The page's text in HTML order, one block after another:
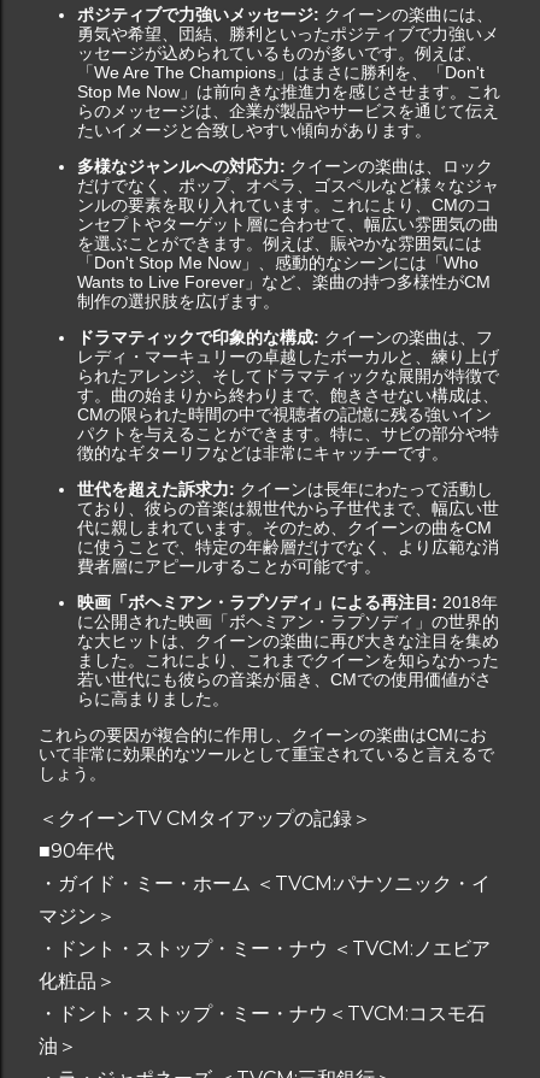
ポジティブで力強いメッセージ: クイーンの楽曲には、
勇気や希望、団結、勝利といったポジティブで力強いメ
ッセージが込められているものが多いです。例えば、
「We Are The Champions」はまさに勝利を、「Don't
Stop Me Now」は前向きな推進力を感じさせます。これ
らのメッセージは、企業が製品やサービスを通じて伝え
たいイメージと合致しやすい傾向があります。
多様なジャンルへの対応力: クイーンの楽曲は、ロック
だけでなく、ポップ、オペラ、ゴスペルなど様々なジャ
ンルの要素を取り入れています。これにより、CMのコ
ンセプトやターゲット層に合わせて、幅広い雰囲気の曲
を選ぶことができます。例えば、賑やかな雰囲気には
「Don't Stop Me Now」、感動的なシーンには「Who
Wants to Live Forever」など、楽曲の持つ多様性がCM
制作の選択肢を広げます。
ドラマティックで印象的な構成: クイーンの楽曲は、フ
レディ・マーキュリーの卓越したボーカルと、練り上げ
られたアレンジ、そしてドラマティックな展開が特徴で
す。曲の始まりから終わりまで、飽きさせない構成は、
CMの限られた時間の中で視聴者の記憶に残る強いイン
パクトを与えることができます。特に、サビの部分や特
徴的なギターリフなどは非常にキャッチーです。
世代を超えた訴求力: クイーンは長年にわたって活動し
ており、彼らの音楽は親世代から子世代まで、幅広い世
代に親しまれています。そのため、クイーンの曲をCM
に使うことで、特定の年齢層だけでなく、より広範な消
費者層にアピールすることが可能です。
映画「ボヘミアン・ラプソディ」による再注目: 2018年
に公開された映画「ボヘミアン・ラプソディ」の世界的
な大ヒットは、クイーンの楽曲に再び大きな注目を集め
ました。これにより、これまでクイーンを知らなかった
若い世代にも彼らの音楽が届き、CMでの使用価値がさ
らに高まりました。
これらの要因が複合的に作用し、クイーンの楽曲はCMにお
いて非常に効果的なツールとして重宝されていると言えるで
しょう。
＜クイーンTV CMタイアップの記録＞
■90年代
・ガイド・ミー・ホーム ＜TVCM:パナソニック・イ
マジン＞
・ドント・ストップ・ミー・ナウ ＜TVCM:ノエビア
化粧品＞
・ドント・ストップ・ミー・ナウ＜TVCM:コスモ石
油＞